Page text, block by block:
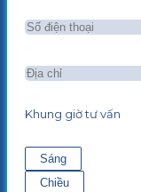
Khung giờ tư vấn
Sáng
Chiều